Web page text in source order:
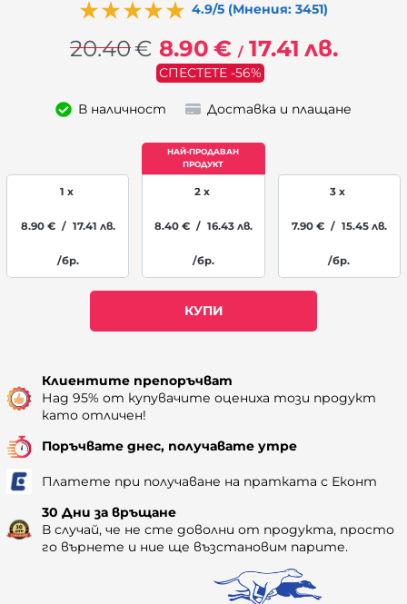
4.9/5 (Мнения: 3451)
20.40€ 8.90 € / 17.41 лв.
СПЕСТЕТЕ -56%
В наличност Доставка и плащане
1 x
8.90 € / 17.41 лв.
/бр.
2 x
8.40 € / 16.43 лв.
/бр.
3 x
7.90 € / 15.45 лв.
/бр.
КУПИ
Клиентите препоръчват
Над 95% от купувачите оцениха този продукт
като отличен!
Поръчвате днес, получавате утре
Платете при получаване на пратката с Еконт
30 Дни за връщане
В случай, че не сте доволни от продукта, просто
го върнете и ние ще възстановим парите.